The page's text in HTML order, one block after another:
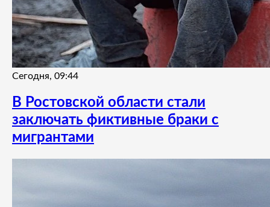
Сегодня, 09:44
В Ростовской области стали
заключать фиктивные браки с
мигрантами